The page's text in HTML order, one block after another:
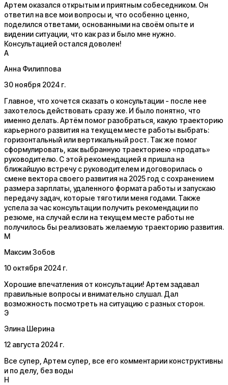
Артем оказался открытым и приятным собеседником. Он
ответил на все мои вопросы и, что особенно ценно,
поделился ответами, основанными на своём опыте и
видении ситуации, что как раз и было мне нужно.
Консультацией остался доволен!
А
Анна Филиппова
30 ноября 2024 г.
Главное, что хочется сказать о консультации - после нее
захотелось действовать сразу же. И было понятно, что
именно делать. Артём помог разобраться, какую траекторию
карьерного развития на текущем месте работы выбрать:
горизонтальный или вертикальный рост. Так же помог
сформулировать, как выбранную траекториею «продать»
руководителю. С этой рекомендацией я пришла на
ближайшую встречу с руководителем и договорилась о
смене вектора своего развития на 2025 год с сохранением
размера зарплаты, удаленного формата работы и запускаю
передачу задач, которые тяготили меня годами. Также
успела за час консультации получить рекомендации по
резюме, на случай если на текущем месте работы не
получилось бы реализовать желаемую траекторию развития.
М
Максим Зобов
10 октября 2024 г.
Хорошие впечатления от консультации! Артем задавал
правильные вопросы и внимательно слушал. Дал
возможность посмотреть на ситуацию с разных сторон.
Э
Элина Шерина
12 августа 2024 г.
Все супер, Артем супер, все его комментарии конструктивны
и по делу, без воды
Н